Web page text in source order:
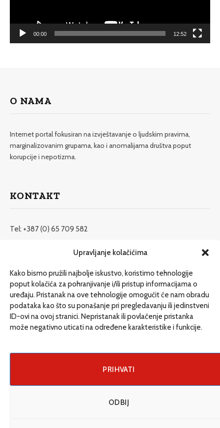
Upravljanje kolačićima
Kako bismo pružili najbolje iskustvo, koristimo tehnologije
poput kolačića za pohranjivanje i/ili pristup informacijama o
uređaju. Pristanak na ove tehnologije omogućit će nam obradu
podataka kao što su ponašanje pri pregledavanju ili jedinstveni
ID-ovi na ovoj stranici. Nepristanak ili povlačenje pristanka
može negativno uticati na određene karakteristike i funkcije.
PRIHVATI
ODBIJ
00:00 12:52
O NAMA
Internet portal fokusiran na izvještavanje o ljudskim pravima,
marginalizovanim grupama, kao i anomalijama društva poput
korupcije i nepotizma.
KONTAKT
Tel: +387 (0) 65 709 582
redakcija@etrafika.net
Dosije
Drugi pišu
Društvo